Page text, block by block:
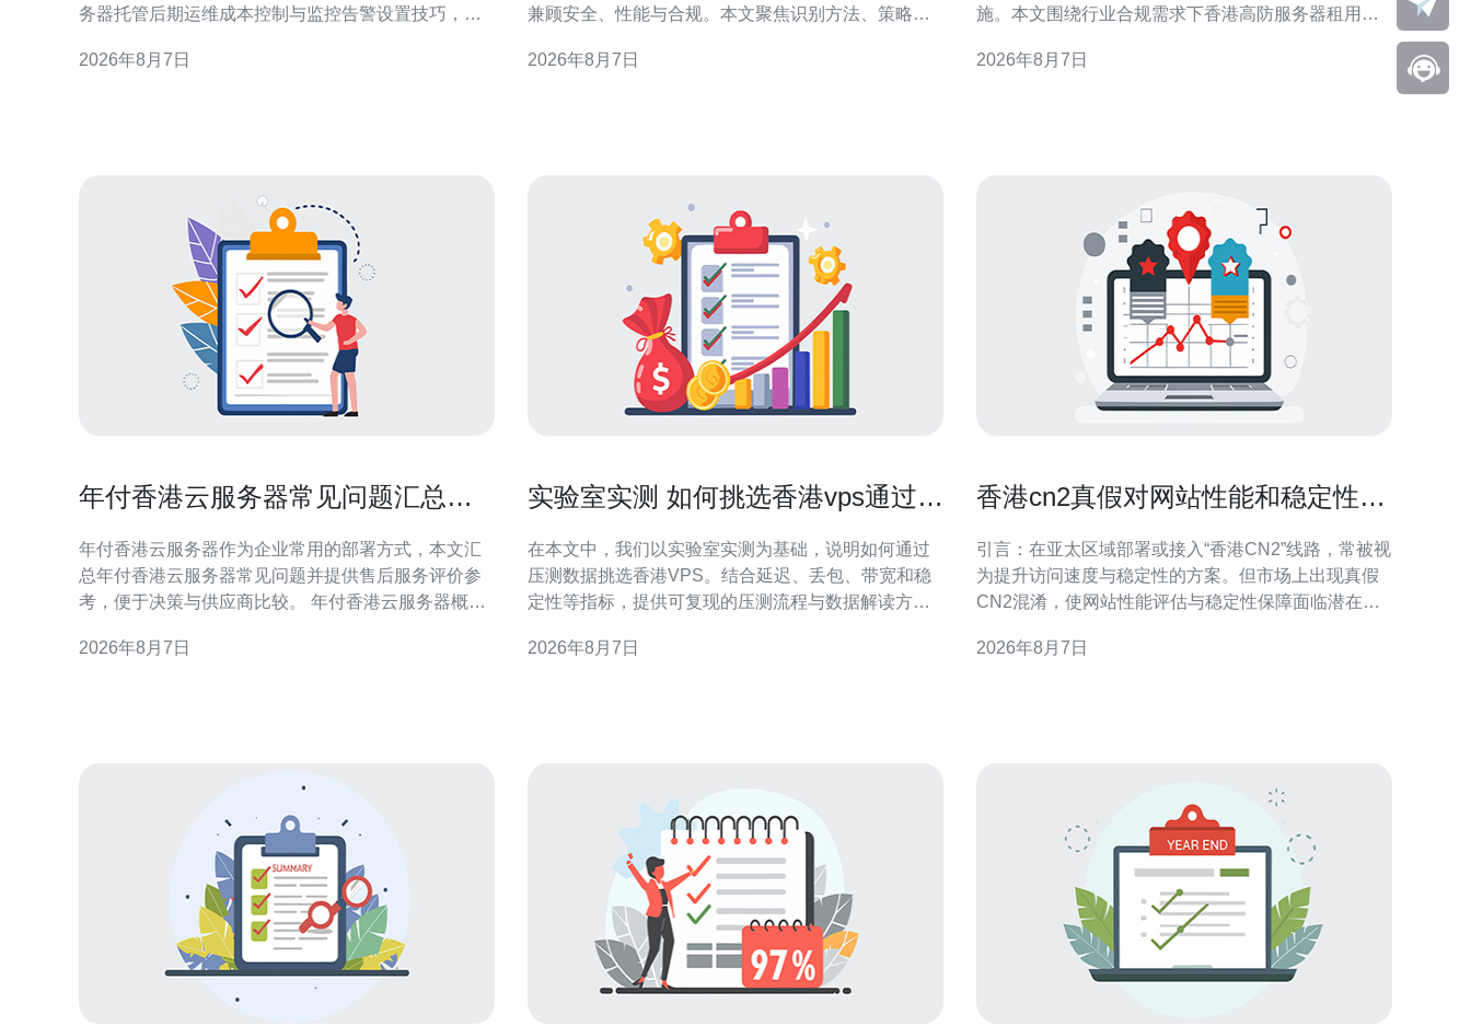
务器托管后期运维成本控制与监控告警设置技巧，提
前提下降低开支。 理解香港服务器托管后期运维成本
2026年8月7日
兼顾安全、性能与合规。本文聚焦识别方法、策略设
点，适合用于SEO与本地化安全部署参考。 为何需要
2026年8月7日
施。本文围绕行业合规需求下香港高防服务器租用的
流程给出实用方向，帮助机构在满足监管的同时提升
2026年8月7日
年付香港云服务器常见问题汇总与
年付香港云服务器作为企业常用的部署方式，本文汇
总年付香港云服务器常见问题并提供售后服务评价参
考，便于决策与供应商比较。 年付香港云服务器概述
合稳定长期业务。选择年付香港云服务器前，应明确
2026年8月7日
实验室实测 如何挑选香港vps通过压
在本文中，我们以实验室实测为基础，说明如何通过
压测数据挑选香港VPS。结合延迟、丢包、带宽和稳
定性等指标，提供可复现的压测流程与数据解读方
的决策。 为什么要用实验室实测挑选香港VPS 理论参
2026年8月7日
香港cn2真假对网站性能和稳定性的
引言：在亚太区域部署或接入“香港CN2”线路，常被视
为提升访问速度与稳定性的方案。但市场上出现真假
CN2混淆，使网站性能评估与稳定性保障面临潜在风
操作的防护建议，便于SEO与站点运营决策。 什么是
2026年8月7日